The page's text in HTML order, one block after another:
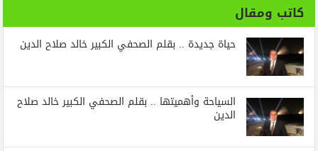
كاتب ومقال
حياة جديدة .. بقلم الصحفي الكبير خالد صلاح الدين
السياحة وأهميتها .. بقلم الصحفي الكبير خالد صلاح
الدين